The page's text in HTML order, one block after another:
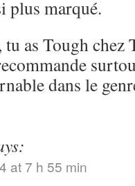
plus marqué.
as Tough chez
dans le
at 7 h 55 min